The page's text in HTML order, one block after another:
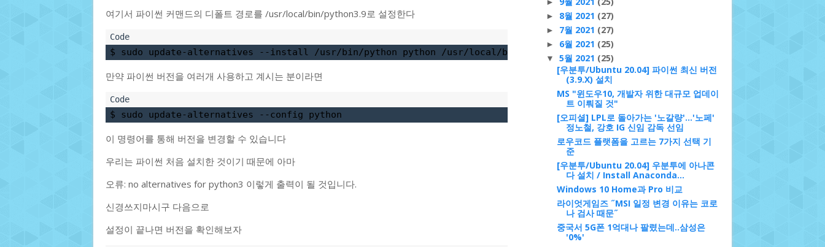
여기서 파이썬 커맨드의 디폴트 경로를 /usr/local/bin/python3.9로 설정한다
$ sudo update-alternatives --install /usr/bin/python python /usr/local/bin/python3.9 1
만약 파이썬 버전을 여러개 사용하고 계시는 분이라면
$ sudo update-alternatives --config python
이 명령어를 통해 버전을 변경할 수 있습니다
우리는 파이썬 처음 설치한 것이기 때문에 아마
오류: no alternatives for python3 이렇게 출력이 될 것입니다.
신경쓰지마시구 다음으로
설정이 끝나면 버전을 확인해보자
► 8월 2021 (27)
► 7월 2021 (27)
► 6월 2021 (25)
▼ 5월 2021 (25)
[우분투/Ubuntu 20.04] 파이썬 최신 버전
(3.9.X) 설치
MS "윈도우10, 개발자 위한 대규모 업데이
트 이뤄질 것"
[오피셜] LPL로 돌아가는 '노갈량'...'노페'
정노철, 강호 IG 신임 감독 선임
로우코드 플랫폼을 고르는 7가지 선택 기
준
[우분투/Ubuntu 20.04] 우분투에 아나콘
다 설치 / Install Anaconda...
Windows 10 Home과 Pro 비교
라이엇게임즈 ˝MSI 일정 변경 이유는 코로
나 검사 때문˝
중국서 5G폰 1억대나 팔렸는데..삼성은
'0%'